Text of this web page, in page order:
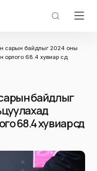
сарын байдлыг 2024 оны
68.4 хувиар өсөөд
байдлыг
хувиар өсөөд